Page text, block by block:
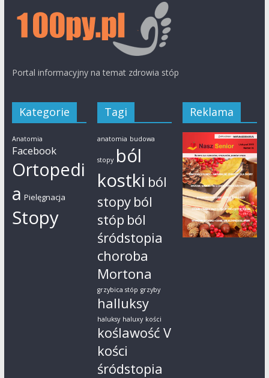
Portal informacyjny na temat zdrowia stóp
Kategorie
Anatomia
Facebook
Ortopedi
a Pielęgnacja
Stopy
Tagi
anatomia budowa
stopy ból
kostki ból
stopy ból
stóp ból
śródstopia
choroba
Mortona
grzybica stóp grzyby
halluksy
haluksy haluxy kości
koślawość V
kości
śródstopia
Reklama